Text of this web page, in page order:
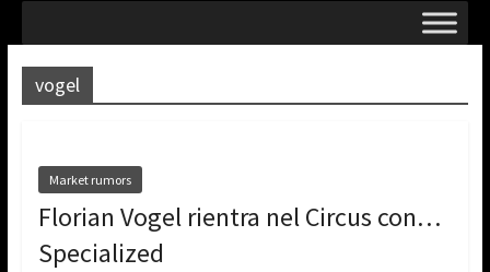
vogel
Market rumors
Florian Vogel rientra nel Circus con…
Specialized